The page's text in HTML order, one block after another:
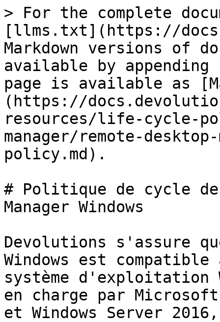
> For the complete
[llms.txt](https://
Markdown versions of
available by
page is available as
(https://
resources/life-cycle-
manager/remote-
policy.md).
# Politique de cycle de
Manager Windows
Devolutions s'assure
Windows est
système d'exploitation
en charge par
et Windows Server